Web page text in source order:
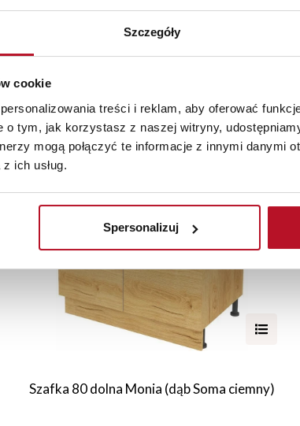
Szczegóły
cookie
treści i reklam, aby oferować
o tym, jak korzystasz z naszej witryny,
mogą połączyć te informacje z innymi danymi
ich usług.
Spersonalizuj
PRZEZ INTERNET
MATERIAŁÓW
Elementy uzupełniające
Szafka 80 dolna Monia (dąb Soma ciemny)